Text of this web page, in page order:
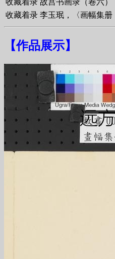
收藏着录 李玉珉，〈画幅集
【作品展示】